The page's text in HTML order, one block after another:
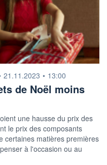
21.11.2023 • 13:00
de Noël moins
une hausse du prix des
le prix des composants
certaines matières premières
à l'occasion ou au